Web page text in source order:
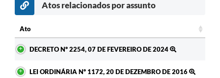
Atos relacionados por assunto
Ato
DECRETO Nº 2254, 07 DE FEVEREIRO DE 2024
LEI ORDINÁRIA Nº 1172, 20 DE DEZEMBRO DE 2016